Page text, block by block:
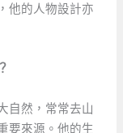
他的人物設計亦
自然，常常去山
要來源。他的生